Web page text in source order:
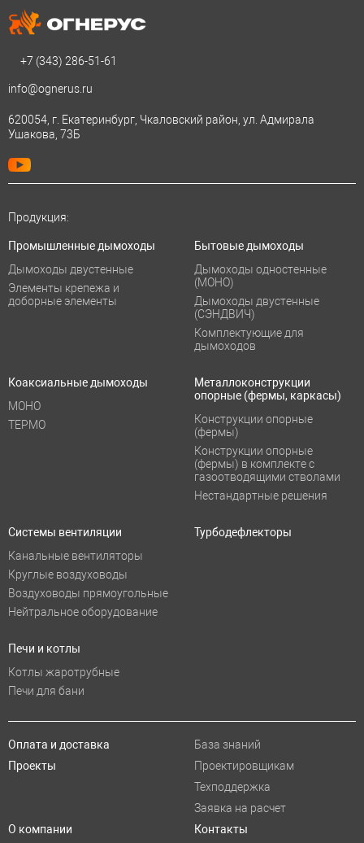
+7 (343) 286-51-61
info@ognerus.ru
620054, г. Екатеринбург, Чкаловский район, ул. Адмирала
Ушакова, 73Б
Продукция:
Промышленные дымоходы
Дымоходы двустенные
Элементы крепежа и
доборные элементы
Бытовые дымоходы
Дымоходы одностенные
(МОНО)
Дымоходы двустенные
(СЭНДВИЧ)
Комплектующие для
дымоходов
Коаксиальные дымоходы
МОНО
ТЕРМО
Металлоконструкции
опорные (фермы, каркасы)
Конструкции опорные
(фермы)
Конструкции опорные
(фермы) в комплекте с
газоотводящими стволами
Нестандартные решения
Системы вентиляции
Канальные вентиляторы
Круглые воздуховоды
Воздуховоды прямоугольные
Нейтральное оборудование
Турбодефлекторы
Печи и котлы
Котлы жаротрубные
Печи для бани
Оплата и доставка
Проекты
База знаний
Проектировщикам
Техподдержка
Заявка на расчет
О компании
Контакты